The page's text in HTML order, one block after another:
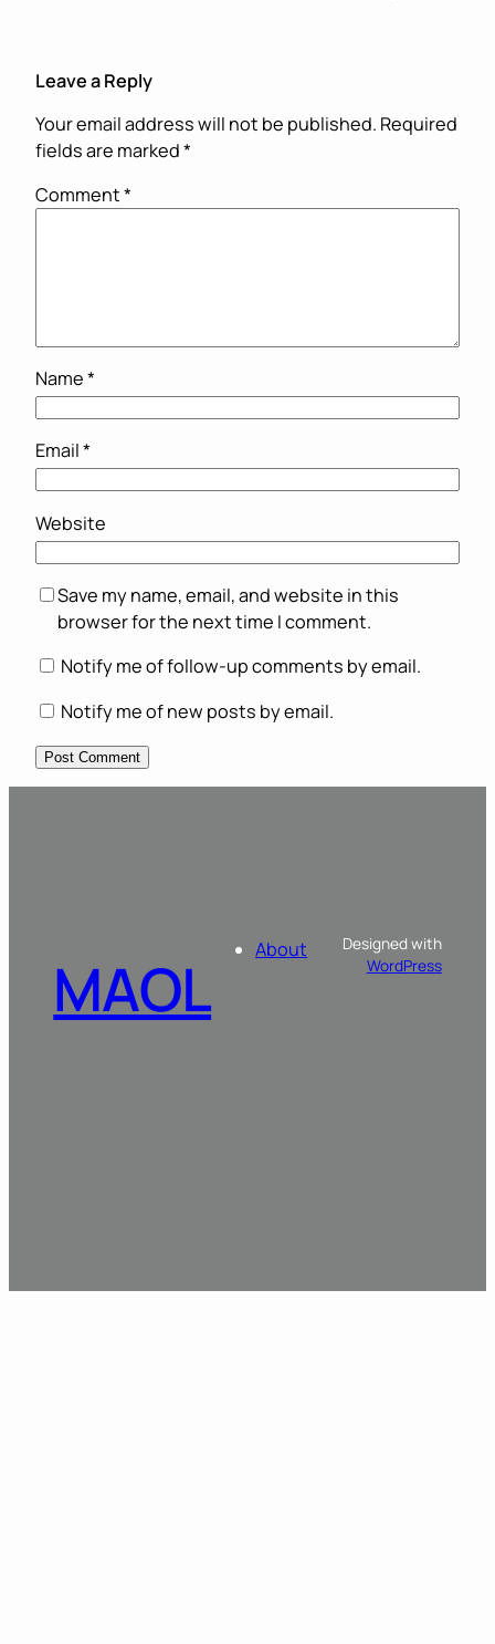
Leave a Reply
Your email address will not be published. Required
fields are marked*
Comment*
Name*
Email*
Website
Save my name, email, and website in this
browser for the next time I comment.
Notify me of follow-up comments by email.
Notify me of new posts by email.
MAOL About
Designed with
WordPress